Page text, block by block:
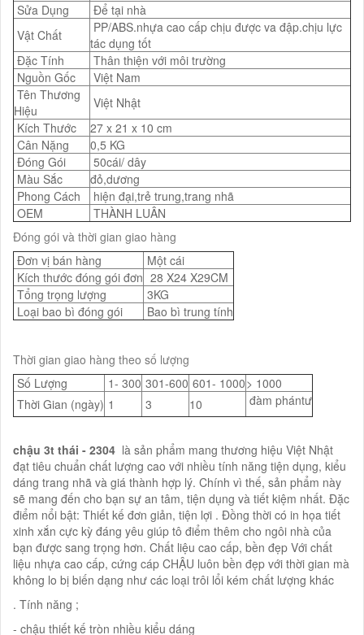
Sửa Dụng
Để tại nhà
Vật Chất
PP/ABS.nhựa cao cấp chịu được va đập.chịu lực
tác dụng tốt
Đặc Tính
Thân thiện với môi trường
Nguồn Gốc
Việt Nam
Tên Thương
Hiệu
Việt Nhật
Kích Thước
27 x 21 x 10 cm
Cân Nặng
0,5 KG
Đóng Gói
50cái/ dây
Màu Sắc
đỏ,dương
Phong Cách
hiện đại,trẻ trung,trang nhã
OEM
THÀNH LUÂN
Đóng gói và thời gian giao hàng
Đơn vị bán hàng
Một cái
Kích thước đóng gói đơn 28 X24 X29CM
Tổng trọng lượng
3KG
Loại bao bì đóng gói
Bao bì trung tính
Thời gian giao hàng theo số lượng
Số Lượng
1- 300 301-600 601- 1000> 1000
Thời Gian (ngày) 1 3 10 đàm phántư
chậu 3t thái - 2304 là sản phẩm mang thương hiệu Việt Nhật
đạt tiêu chuẩn chất lượng cao với nhiều tính năng tiện dụng, kiểu
dáng trang nhã và giá thành hợp lý. Chính vì thế, sản phẩm này
sẽ mang đến cho bạn sự an tâm, tiện dụng và tiết kiệm nhất. Đặc
điểm nổi bật: Thiết kế đơn giản, tiện lợi . Đồng thời có in họa tiết
xinh xắn cực kỳ đáng yêu giúp tô điểm thêm cho ngôi nhà của
bạn được sang trọng hơn. Chất liệu cao cấp, bền đẹp Với chất
liệu nhựa cao cấp, cứng cáp CHẬU luôn bền đẹp với thời gian mà
không lo bị biến dạng như các loại trôi lổi kém chất lượng khác
. Tính năng ;
- chậu thiết kế tròn nhiều kiểu dáng